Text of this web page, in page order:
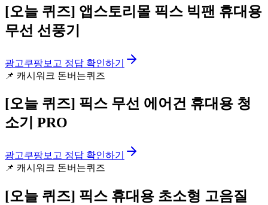
[오늘 퀴즈] 앱스토리몰 픽스 빅팬 휴대용
무선 선풍기
광고쿠팡보고 정답 확인하기
📌 캐시워크 돈버는퀴즈
[오늘 퀴즈] 픽스 무선 에어건 휴대용 청
소기 PRO
광고쿠팡보고 정답 확인하기
📌 캐시워크 돈버는퀴즈
[오늘 퀴즈] 픽스 휴대용 초소형 고음질